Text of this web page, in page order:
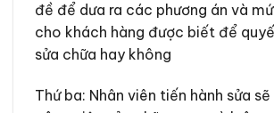
đề để dưa ra các phương án và
cho khách hàng được biết để
sửa chữa hay không
Thứ ba: Nhân viên tiến hành sửa